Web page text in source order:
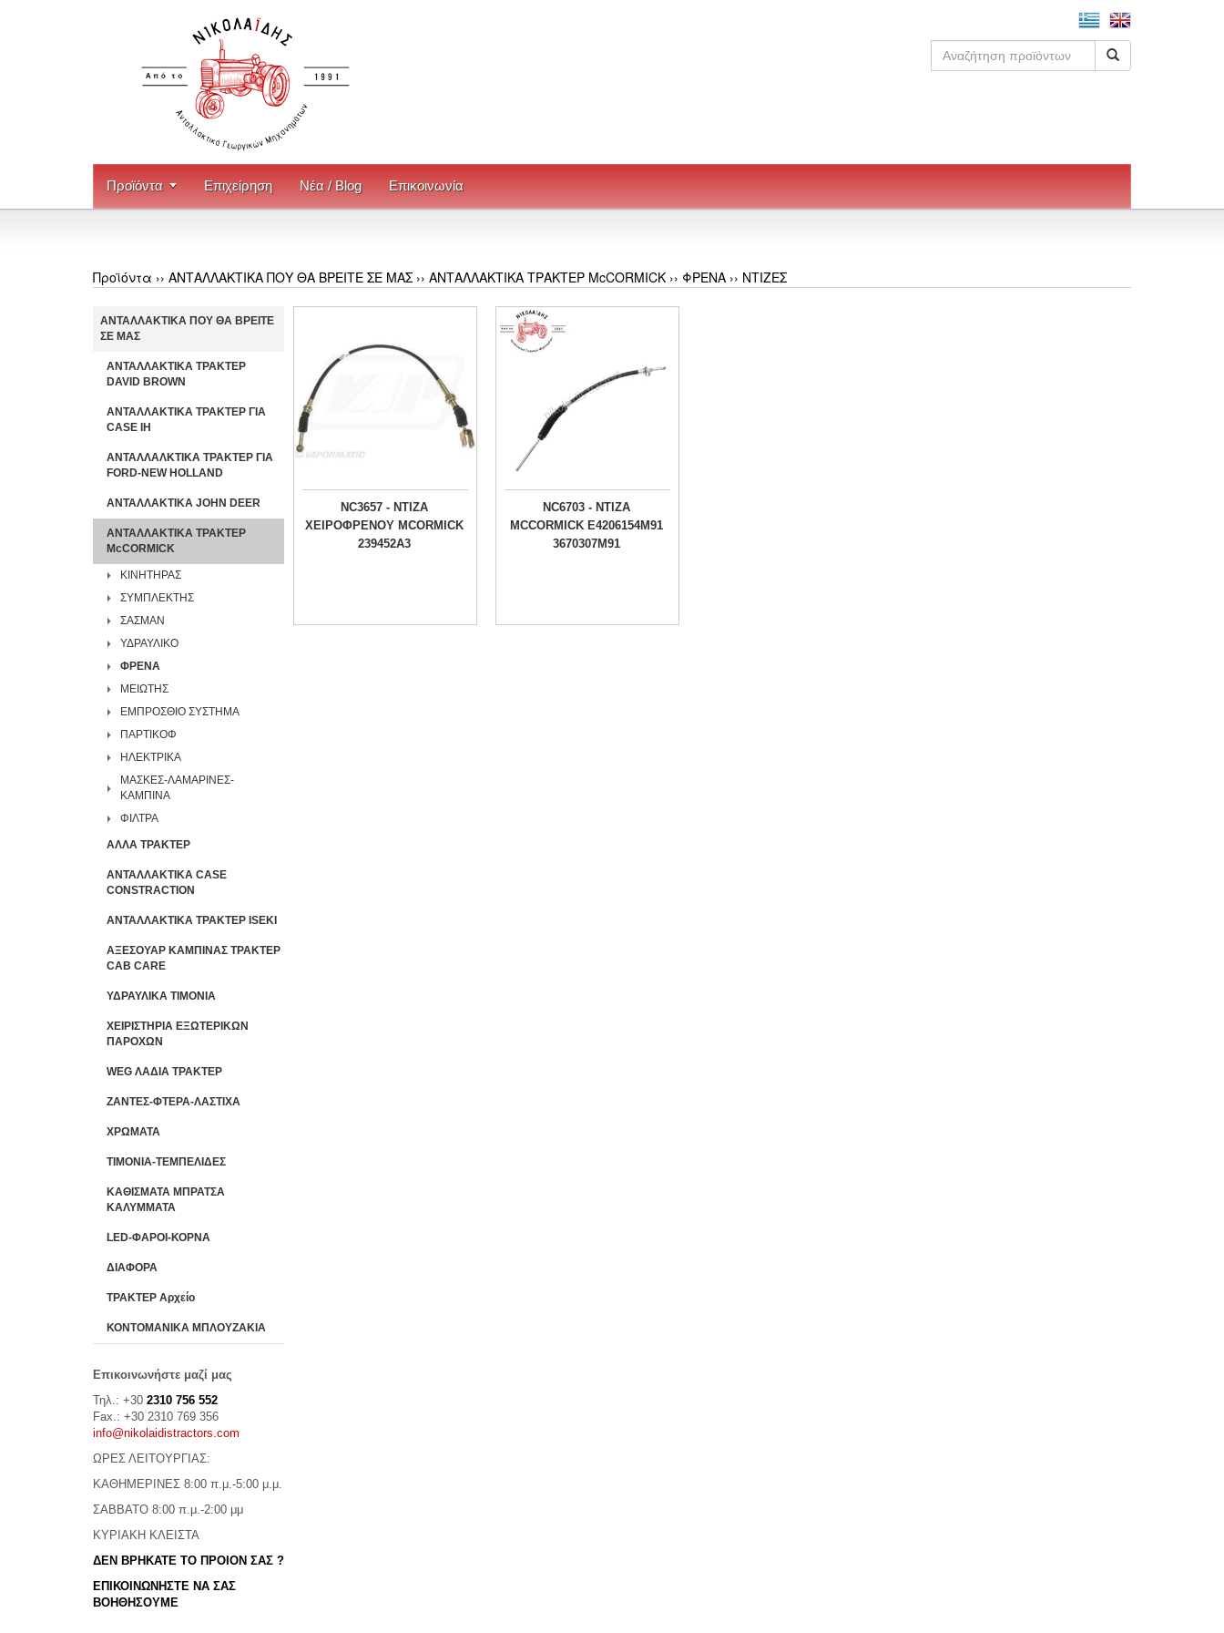
Προϊόντα Επιχείρηση Νέα / Blog Επικοινωνία
Προϊόντα ›› ΑΝΤΑΛΛΑΚΤΙΚΑ ΠΟΥ ΘΑ ΒΡΕΙΤΕ ΣΕ ΜΑΣ ›› ΑΝΤΑΛΛΑΚΤΙΚΑ ΤΡΑΚΤΕΡ McCORMICK ›› ΦΡΕΝΑ ›› ΝΤΙΖΕΣ
ΑΝΤΑΛΛΑΚΤΙΚΑ ΠΟΥ ΘΑ ΒΡΕΙΤΕ
ΣΕ ΜΑΣ
ΑΝΤΑΛΛΑΚΤΙΚΑ ΤΡΑΚΤΕΡ
DAVID BROWN
ΑΝΤΑΛΛΑΚΤΙΚΑ ΤΡΑΚΤΕΡ ΓΙΑ
CASE IH
ΑΝΤΑΛΛΑΛΚΤΙΚΑ ΤΡΑΚΤΕΡ ΓΙΑ
FORD-NEW HOLLAND
ΑΝΤΑΛΛΑΚΤΙΚΑ JOHN DEER
ΑΝΤΑΛΛΑΚΤΙΚΑ ΤΡΑΚΤΕΡ
McCORMICK
ΚΙΝΗΤΗΡΑΣ
ΣΥΜΠΛΕΚΤΗΣ
ΣΑΣΜΑΝ
ΥΔΡΑΥΛΙΚΟ
ΦΡΕΝΑ
ΜΕΙΩΤΗΣ
ΕΜΠΡΟΣΘΙΟ ΣΥΣΤΗΜΑ
ΠΑΡΤΙΚΟΦ
ΗΛΕΚΤΡΙΚΑ
ΜΑΣΚΕΣ-ΛΑΜΑΡΙΝΕΣ-
ΚΑΜΠΙΝΑ
ΦΙΛΤΡΑ
ΑΛΛΑ ΤΡΑΚΤΕΡ
ΑΝΤΑΛΛΑΚΤΙΚΑ CASE
CONSTRACTION
ΑΝΤΑΛΛΑΚΤΙΚΑ ΤΡΑΚΤΕΡ ISEKI
ΑΞΕΣΟΥΑΡ ΚΑΜΠΙΝΑΣ ΤΡΑΚΤΕΡ
CAB CARE
ΥΔΡΑΥΛΙΚΑ ΤΙΜΟΝΙΑ
ΧΕΙΡΙΣΤΗΡΙA ΕΞΩΤΕΡΙΚΩΝ
ΠΑΡΟΧΩΝ
WEG ΛΑΔΙΑ ΤΡΑΚΤΕΡ
ΖΑΝΤΕΣ-ΦΤΕΡΑ-ΛΑΣΤΙΧΑ
ΧΡΩΜΑΤΑ
ΤΙΜΟΝΙΑ-ΤΕΜΠΕΛΙΔΕΣ
ΚΑΘΙΣΜΑΤΑ ΜΠΡΑΤΣΑ
ΚΑΛΥΜΜΑΤΑ
LED-ΦΑΡΟΙ-ΚΟΡΝΑ
ΔΙΑΦΟΡΑ
ΤΡΑΚΤΕΡ Αρχείο
ΚΟΝΤΟΜΑΝΙΚΑ ΜΠΛΟΥΖΑΚΙΑ
Επικοινωνήστε μαζί μας
Τηλ.: +30 2310 756 552
Fax.: +30 2310 769 356
info@nikolaidistractors.com
ΩΡΕΣ ΛΕΙΤΟΥΡΓΙΑΣ:
ΚΑΘΗΜΕΡΙΝΕΣ 8:00 π.μ.-5:00 μ.μ.
ΣΑΒΒΑΤΟ 8:00 π.μ.-2:00 μμ
ΚΥΡΙΑΚΗ ΚΛΕΙΣΤΑ
ΔΕΝ ΒΡΗΚΑΤΕ ΤΟ ΠΡΟΙΟΝ ΣΑΣ ?
ΕΠΙΚΟΙΝΩΝΗΣΤΕ ΝΑ ΣΑΣ
ΒΟΗΘΗΣΟΥΜΕ
NC3657 - ΝΤΙΖΑ
ΧΕΙΡΟΦΡΕΝΟΥ MCORMICK
239452A3
NC6703 - NTIZA
MCCORMICK E4206154M91
3670307M91